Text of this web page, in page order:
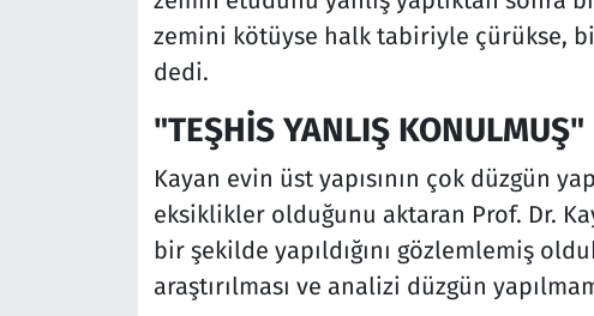
zemini kötüyse halk tabiriyle çürükse,
dedi.
"TEŞHİS YANLIŞ KONULMUŞ"
Kayan evin üst yapısının çok düzgün
eksiklikler olduğunu aktaran Prof. Dr.
bir şekilde yapıldığını gözlemlemiş
araştırılması ve analizi düzgün